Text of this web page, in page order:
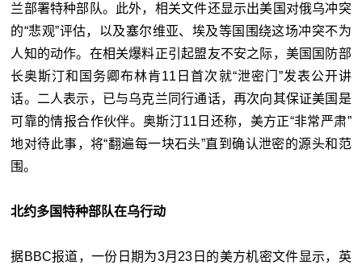
兰部署特种部队。此外，相关文件还显示出美国对俄乌冲突
的“悲观”评估，以及塞尔维亚、埃及等国围绕这场冲突不为
人知的动作。在相关爆料正引起盟友不安之际，美国国防部
长奥斯汀和国务卿布林肯11日首次就“泄密门”发表公开讲
话。二人表示，已与乌克兰同行通话，再次向其保证美国是
可靠的情报合作伙伴。奥斯汀11日还称，美方正“非常严肃”
地对待此事，将“翻遍每一块石头”直到确认泄密的源头和范
围。
北约多国特种部队在乌行动
据BBC报道，一份日期为3月23日的美方机密文件显示，英